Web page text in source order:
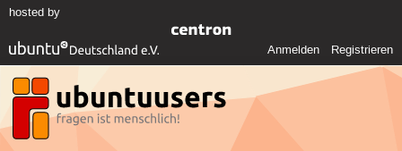
hosted by
Anmelden Registrieren